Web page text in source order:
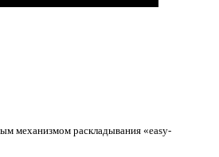
механизмом раскладывания «easy-